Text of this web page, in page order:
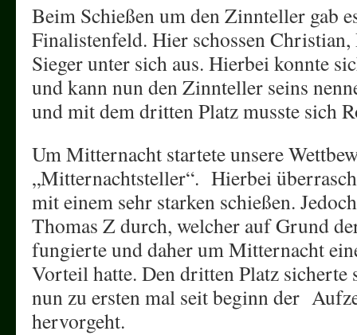
Beim Schießen um den Zinnteller gab
Finalistenfeld. Hier schossen
Sieger unter sich aus. Hierbei konnte
und kann nun den Zinnteller seins
und mit dem dritten Platz musste sich
Um Mitternacht startete unsere
„Mitternachtsteller“. Hierbei
mit einem sehr starken schießen.
Thomas Z durch, welcher auf Grund
fungierte und daher um Mitternacht
Vorteil hatte. Den dritten Platz sicherte
nun zu ersten mal seit beginn der
hervorgeht.